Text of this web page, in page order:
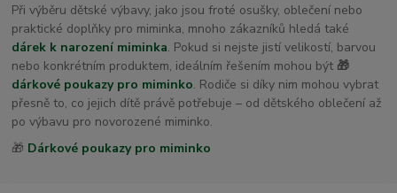
Při výběru dětské výbavy, jako jsou froté osušky, oblečení nebo
praktické doplňky pro miminka, mnoho zákazníků hledá také
dárek k narození miminka. Pokud si nejste jistí velikostí, barvou
nebo konkrétním produktem, ideálním řešením mohou být 🎁
dárkové poukazy pro miminko. Rodiče si díky nim mohou vybrat
přesně to, co jejich dítě právě potřebuje – od dětského oblečení až
po výbavu pro novorozené miminko.
🎁 Dárkové poukazy pro miminko